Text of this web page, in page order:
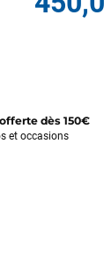
dès 150€
et occasions